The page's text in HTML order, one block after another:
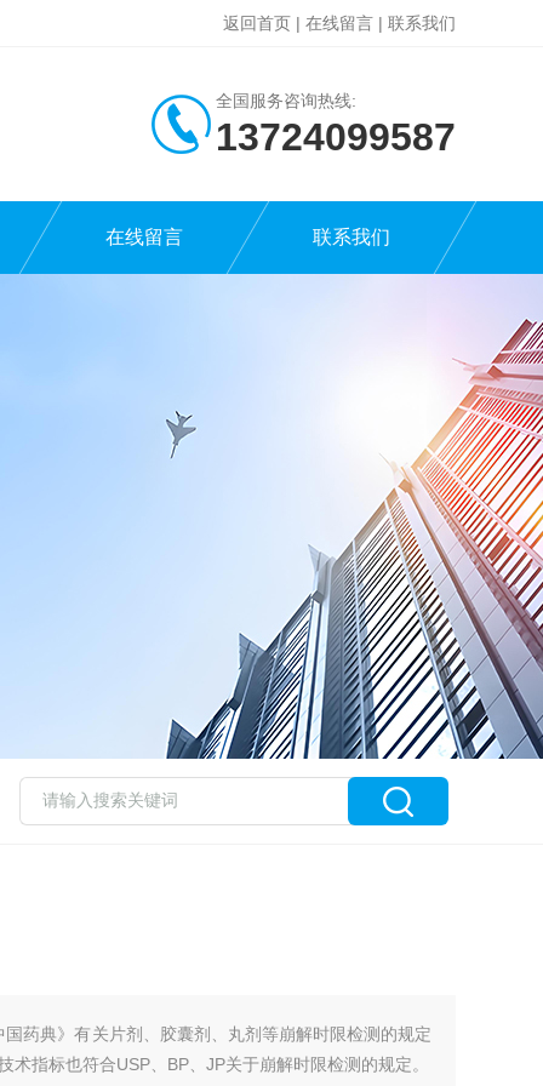
返回首页 | 在线留言 | 联系我们
全国服务咨询热线:
13724099587
在线留言 联系我们
药典》有关片剂、胶囊剂、丸剂等崩解时限检测的规定
指标也符合USP、BP、JP关于崩解时限检测的规定。